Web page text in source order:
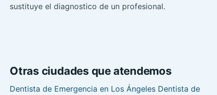
sustituye el diagnostico de un profesional.
Otras ciudades que atendemos
Dentista de Emergencia en Los Ángeles Dentista de